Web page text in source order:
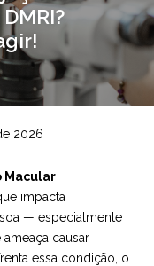
2026
Macular
impacta
— especialmente
causar
essa condição, o